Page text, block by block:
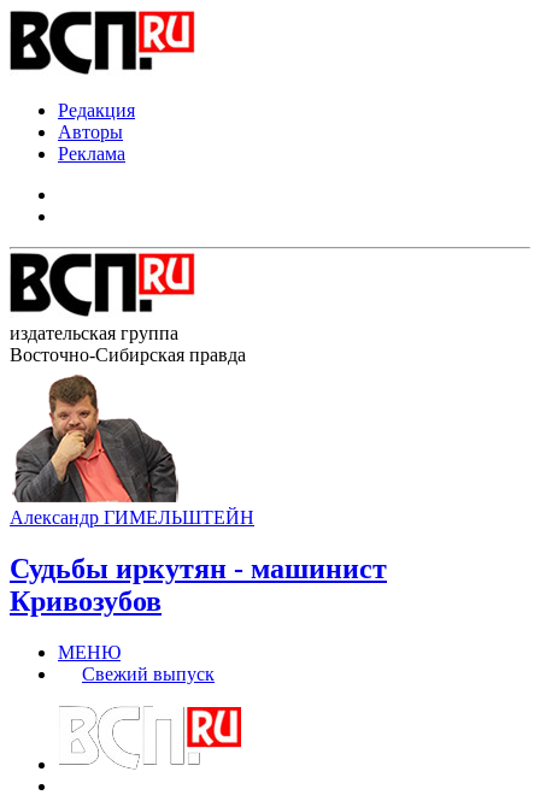
Редакция
Авторы
Реклама
издательская группа
Восточно-Сибирская правда
Александр ГИМЕЛЬШТЕЙН
Судьбы иркутян - машинист
Кривозубов
МЕНЮ
Свежий выпуск